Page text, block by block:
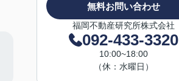
無料お問い合わせ
福岡不動産研究所株式会社
092-433-3320
10:00~18:00
（休：水曜日）